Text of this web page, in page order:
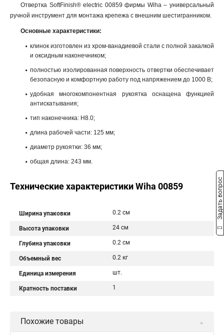
Отвертка SoftFinish® electric 00859 фирмы Wiha – универсальный
ручной инструмент для монтажа крепежа с внешним шестигранником.
Основные характеристики:
клинок изготовлен из хром-ванадиевой стали с полной закалкой
и оксидным наконечником;
полностью изолированная поверхность отвертки обеспечивает
безопасную и комфортную работу под напряжением до 1000 В;
удобная многокомпонентная рукоятка оснащена функцией
антискатывания;
тип наконечника: H8.0;
длина рабочей части: 125 мм;
диаметр рукоятки: 36 мм;
общая длина: 243 мм.
Технические характеристики Wiha 00859
Ширина упаковки 0.2 см
Высота упаковки 24 см
Глубина упаковки 0.2 см
Объемный вес 0.2 кг
Единица измерения шт.
Кратность поставки 1
Похожие товары
Задать вопрос